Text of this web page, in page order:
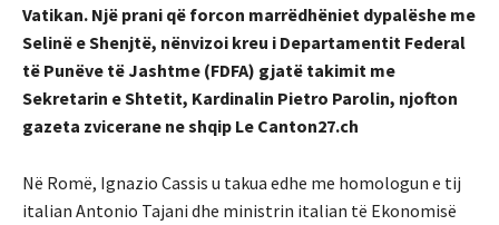
Vatikan. Një prani që forcon marrëdhëniet dypalëshe me
Selinë e Shenjtë, nënvizoi kreu i Departamentit Federal
të Punëve të Jashtme (FDFA) gjatë takimit me
Sekretarin e Shtetit, Kardinalin Pietro Parolin, njofton
gazeta zvicerane ne shqip Le Canton27.ch
Në Romë, Ignazio Cassis u takua edhe me homologun e tij
italian Antonio Tajani dhe ministrin italian të Ekonomisë